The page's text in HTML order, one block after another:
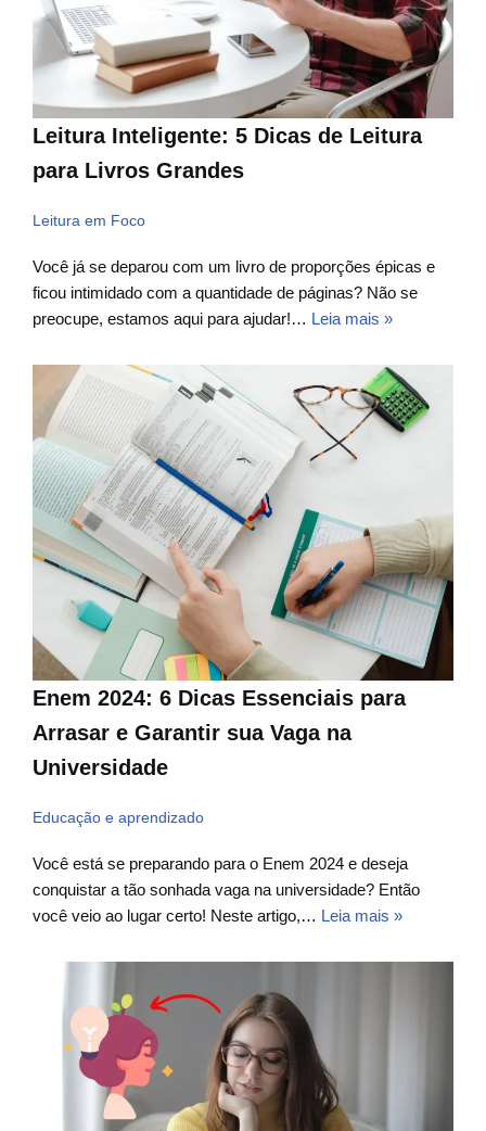
Leitura Inteligente: 5 Dicas de Leitura
para Livros Grandes
Leitura em Foco
Você já se deparou com um livro de proporções épicas e
ficou intimidado com a quantidade de páginas? Não se
preocupe, estamos aqui para ajudar!… Leia mais »
Enem 2024: 6 Dicas Essenciais para
Arrasar e Garantir sua Vaga na
Universidade
Educação e aprendizado
Você está se preparando para o Enem 2024 e deseja
conquistar a tão sonhada vaga na universidade? Então
você veio ao lugar certo! Neste artigo,… Leia mais »